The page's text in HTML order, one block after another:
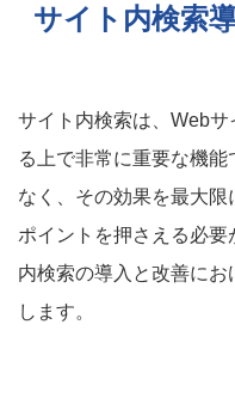
サイト内検索
サイト内検索は、Web
る上で非常に重要な機
なく、その効果を最大
ポイントを押さえる必要
内検索の導入と改善に
します。